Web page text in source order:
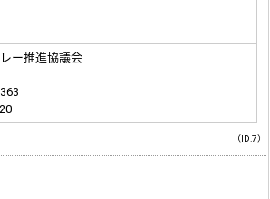
ー推進協議会
（ID:7）